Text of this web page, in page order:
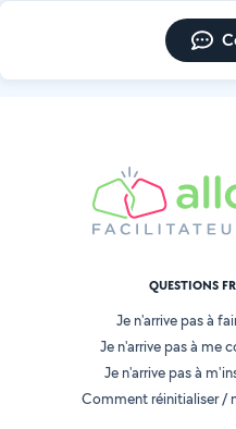
QUESTIONS
Je n'arrive pas à
Je n'arrive pas à me
Je n'arrive pas à
Comment réinitialiser /